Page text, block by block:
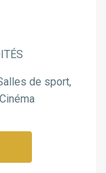
de sport,